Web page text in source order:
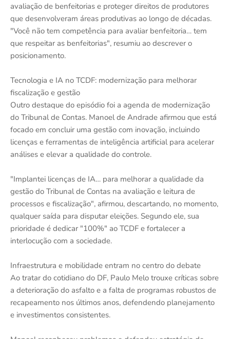
avaliação de benfeitorias e proteger direitos de produtores
que desenvolveram áreas produtivas ao longo de décadas.
"Você não tem competência para avaliar benfeitoria… tem
que respeitar as benfeitorias", resumiu ao descrever o
posicionamento.
Tecnologia e IA no TCDF: modernização para melhorar
fiscalização e gestão
Outro destaque do episódio foi a agenda de modernização
do Tribunal de Contas. Manoel de Andrade afirmou que está
focado em concluir uma gestão com inovação, incluindo
licenças e ferramentas de inteligência artificial para acelerar
análises e elevar a qualidade do controle.
"Implantei licenças de IA… para melhorar a qualidade da
gestão do Tribunal de Contas na avaliação e leitura de
processos e fiscalização", afirmou, descartando, no momento,
qualquer saída para disputar eleições. Segundo ele, sua
prioridade é dedicar "100%" ao TCDF e fortalecer a
interlocução com a sociedade.
Infraestrutura e mobilidade entram no centro do debate
Ao tratar do cotidiano do DF, Paulo Melo trouxe críticas sobre
a deterioração do asfalto e a falta de programas robustos de
recapeamento nos últimos anos, defendendo planejamento
e investimentos consistentes.